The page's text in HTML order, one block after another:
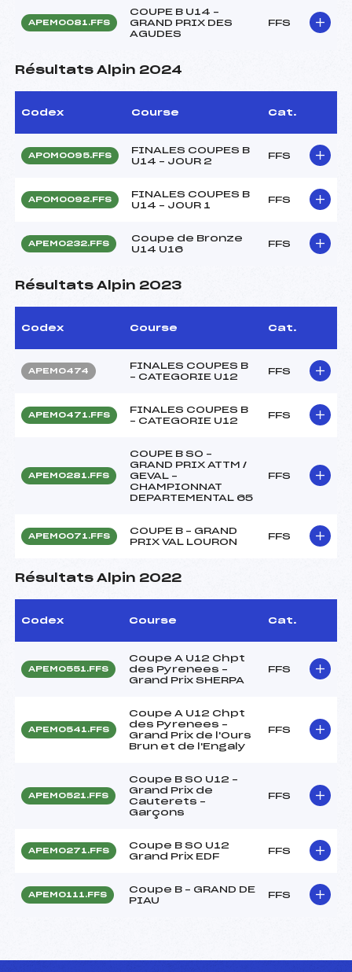
APEM0081.FFS
COUPE B U14 –
GRAND PRIX DES
AGUDES
FFS
Résultats Alpin 2024
Codex Course Cat.
APOM0095.FFS
FINALES COUPES B
U14 – JOUR 2
FFS
APOM0092.FFS
FINALES COUPES B
U14 – JOUR 1
FFS
APEM0232.FFS
Coupe de Bronze
U14 U16
FFS
Résultats Alpin 2023
Codex Course Cat.
APEM0474
FINALES COUPES B
– CATEGORIE U12
FFS
APEM0471.FFS
FINALES COUPES B
– CATEGORIE U12
FFS
APEM0281.FFS
COUPE B SO –
GRAND PRIX ATTM /
GEVAL –
CHAMPIONNAT
DEPARTEMENTAL 65
FFS
APEM0071.FFS
COUPE B – GRAND
PRIX VAL LOURON
FFS
Résultats Alpin 2022
Codex Course Cat.
APEM0551.FFS
Coupe A U12 Chpt
des Pyrenees –
Grand Prix SHERPA
FFS
APEM0541.FFS
Coupe A U12 Chpt
des Pyrenees –
Grand Prix de l'Ours
Brun et de l'Engaly
FFS
APEM0521.FFS
Coupe B SO U12 –
Grand Prix de
Cauterets –
Garçons
FFS
APEM0271.FFS
Coupe B SO U12
Grand Prix EDF
FFS
APEM0111.FFS
Coupe B – GRAND DE
PIAU
FFS